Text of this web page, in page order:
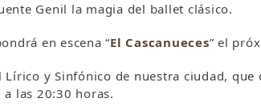
Genil la magia del ballet clásico.
en escena “El Cascanueces” el
y Sinfónico de nuestra ciudad,
las 20:30 horas.